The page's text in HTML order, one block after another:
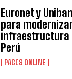
Euronet y
para
infraestructura
Perú
PAGOS ONLINE